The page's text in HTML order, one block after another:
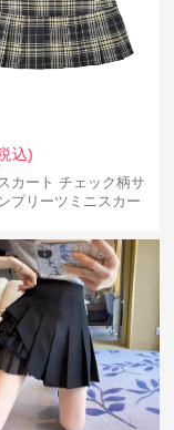
込)
カート チェック柄サ
プリーツミニスカー